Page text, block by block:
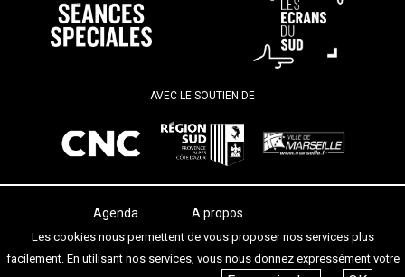
AVEC LE SOUTIEN DE
Agenda
Les salles
Les festivals
A propos
Termes et conditions
Les cookies nous permettent de vous proposer nos services plus
facilement. En utilisant nos services, vous nous donnez expressément votre